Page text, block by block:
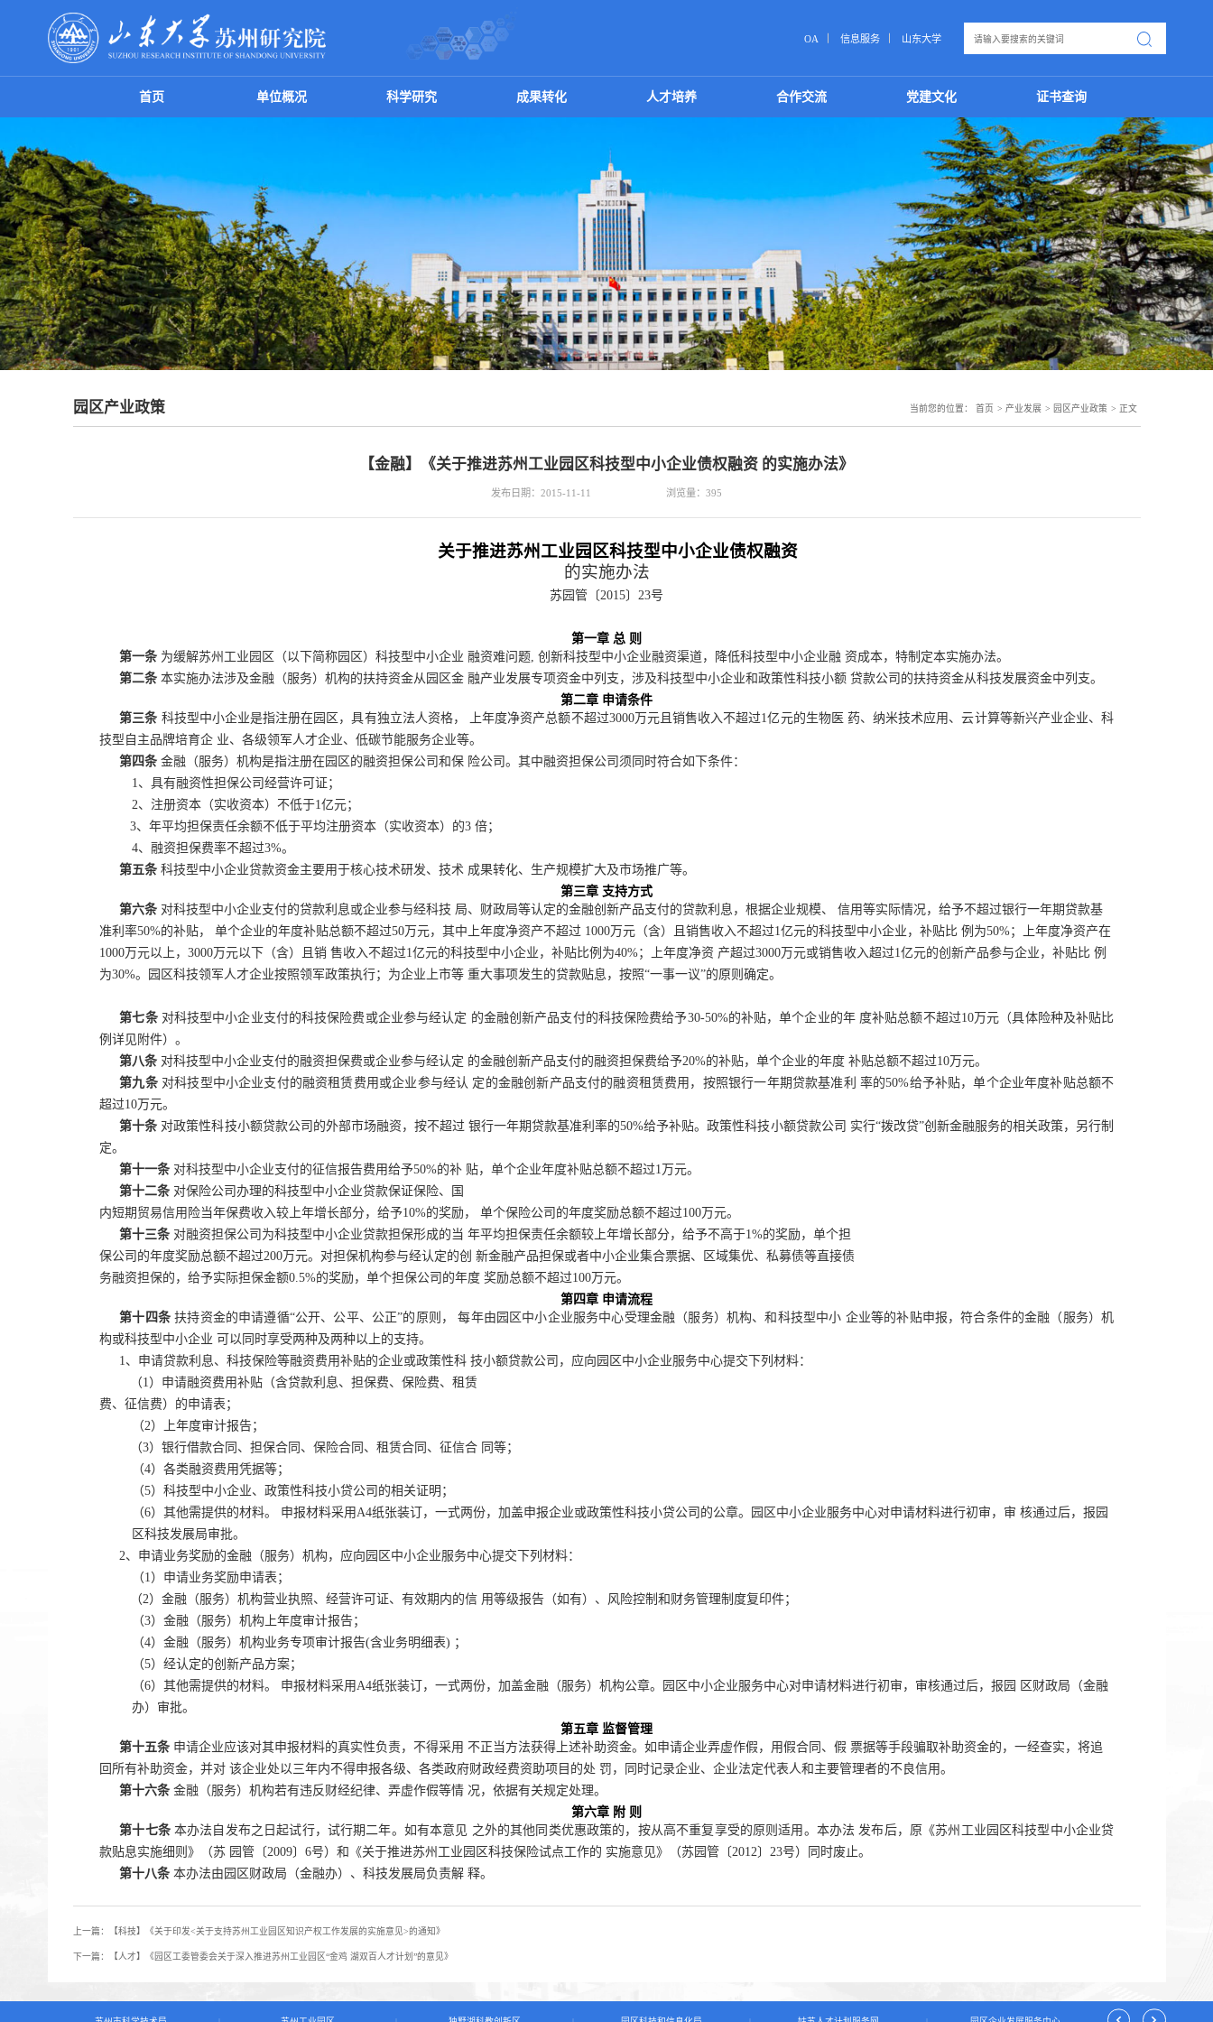
OA 信息服务 山东大学
首页 单位概况 科学研究 成果转化 人才培养 合作交流 党建文化 证书查询
园区产业政策 当前您的位置： 首页 > 产业发展 > 园区产业政策 > 正文
【金融】《关于推进苏州工业园区科技型中小企业债权融资 的实施办法》
发布日期：2015-11-11 浏览量： 395
关于推进苏州工业园区科技型中小企业债权融资
的实施办法
苏园管〔2015〕23号
第一章 总 则
第一条 为缓解苏州工业园区（以下简称园区）科技型中小企业 融资难问题, 创新科技型中小企业融资渠道，降低科技型中小企业融 资成本，特制定本实施办法。
第二条 本实施办法涉及金融（服务）机构的扶持资金从园区金 融产业发展专项资金中列支 ，涉及科技型中小企业和政策性科技小额 贷款公司的扶持资金从科技发展资金中列支。
第二章 申请条件
第三条 科技型中小企业是指注册在园区，具有独立法人资格， 上年度净资产总额不超过3000万元且销售收入不超过1亿元的生物医 药、纳米技术应用、云计算等新兴产业企业、科
技型自主品牌培育企 业、各级领军人才企业、低碳节能服务企业等。
第四条 金融（服务）机构是指注册在园区的融资担保公司和保 险公司。其中融资担保公司须同时符合如下条件：
1、具有融资性担保公司经营许可证；
2、注册资本（实收资本）不低于1亿元；
3、年平均担保责任余额不低于平均注册资本（实收资本）的3 倍；
4、融资担保费率不超过3%。
第五条 科技型中小企业贷款资金主要用于核心技术研发、技术 成果转化、生产规模扩大及市场推广等。
第三章 支持方式
第六条 对科技型中小企业支付的贷款利息或企业参与经科技 局、财政局等认定的金融创新产品支付的贷款利息，根据企业规模、信用等实际情况，给予不超过银行一年期贷款基
准利率50%的补贴，
单个企业的年度补贴总额不超过50万元，其中上年度净资产不超过 1000万元（含）且销售收入不超过1亿元的科技型中小企业，补贴比 例为50%；上年度净资产在
1000万元以上，3000万元以下（含）且销 售收入不超过1亿元的科技型中小企业 ， 补贴比例为40%； 上年度净资 产超过3000万元或销售收入超过1亿元的创新产品参与企业，补贴比 例
为30%。园区科技领军人才企业按照领军政策执行；为企业上市等 重大事项发生的贷款贴息，按照“一事一议”的原则确定。
第七条 对科技型中小企业支付的科技保险费或企业参与经认定 的金融创新产品支付的科技保险费给予30-50%的补贴，单个企业的年 度补贴总额不超过10万元（具体险种及补贴比
例详见附件）。
第八条 对科技型中小企业支付的融资担保费或企业参与经认定 的金融创新产品支付的融资担保费给予20%的补贴，单个企业的年度 补贴总额不超过10万元。
第九条 对科技型中小企业支付的融资租赁费用或企业参与经认 定的金融创新产品支付的融资租赁费用 ， 按照银行一年期贷款基准利 率的50%给予补贴，单个企业年度补贴总额不
超过10万元。
第十条 对政策性科技小额贷款公司的外部市场融资，按不超过 银行一年期贷款基准利率的50%给予补贴。政策性科技小额贷款公司 实行“拨改贷”创新金融服务的相关政策，另行制
定。
第十一条 对科技型中小企业支付的征信报告费用给予50%的补 贴，单个企业年度补贴总额不超过1万元。
第十二条 对保险公司办理的科技型中小企业贷款保证保险、国
内短期贸易信用险当年保费收入较上年增长部分，给予10%的奖励，
单个保险公司的年度奖励总额不超过100万元。
第十三条 对融资担保公司为科技型中小企业贷款担保形成的当 年平均担保责任余额较上年增长部分，给予不高于1%的奖励 ，单个担
保公司的年度奖励总额不超过200万元。对担保机构参与经认定的创 新金融产品担保或者中小企业集合票据、 区域集优、 私募债等直接债
务融资担保的 ， 给予实际担保金额0.5%的奖励 ， 单个担保公司的年度 奖励总额不超过100万元。
第四章 申请流程
第十四条 扶持资金的申请遵循“公开、公平、公正”的原则， 每年由园区中小企业服务中心受理金融（服务）机构、和科技型中小 企业等的补贴申报，符合条件的金融（服务）机
构或科技型中小企业 可以同时享受两种及两种以上的支持。
1、申请贷款利息、科技保险等融资费用补贴的企业或政策性科 技小额贷款公司，应向园区中小企业服务中心提交下列材料：
（1）申请融资费用补贴（含贷款利息、担保费、保险费、租赁
费、征信费）的申请表；
（2）上年度审计报告；
（3）银行借款合同、担保合同、保险合同、租赁合同、征信合 同等；
（4）各类融资费用凭据等；
（5）科技型中小企业、政策性科技小贷公司的相关证明；
（6）其他需提供的材料。
申报材料采用A4纸张装订， 一式两份， 加盖申报企业或政策性科技小贷公司的公章。 园区中小企业服务中心对申请材料进行初审 ， 审 核通过后，报园
区科技发展局审批。
2、申请业务奖励的金融（服务）机构，应向园区中小企业服务中心提交下列材料：
（1）申请业务奖励申请表；
（2）金融（服务）机构营业执照、经营许可证、有效期内的信 用等级报告（如有）、风险控制和财务管理制度复印件；
（3）金融（服务）机构上年度审计报告；
（4）金融（服务）机构业务专项审计报告(含业务明细表) ；
（5）经认定的创新产品方案；
（6）其他需提供的材料。
申报材料采用A4纸张装订，一式两份，加盖金融（服务）机构公章。园区中小企业服务中心对申请材料进行初审，审核通过后，报园 区财政局（金融
办）审批。
第五章 监督管理
第十五条 申请企业应该对其申报材料的真实性负责，不得采用 不正当方法获得上述补助资金。如申请企业弄虚作假，用假合同、假 票据等手段骗取补助资金的，一经查实，将追
回所有补助资金，并对 该企业处以三年内不得申报各级、各类政府财政经费资助项目的处 罚，同时记录企业、企业法定代表人和主要管理者的不良信用。
第十六条 金融（服务）机构若有违反财经纪律、弄虚作假等情 况，依据有关规定处理。
第六章 附 则
第十七条 本办法自发布之日起试行，试行期二年。如有本意见 之外的其他同类优惠政策的 ， 按从高不重复享受的原则适用 。 本办法 发布后，原《苏州工业园区科技型中小企业贷
款贴息实施细则》（苏 园管〔2009〕6号）和《关于推进苏州工业园区科技保险试点工作的 实施意见》（苏园管〔2012〕23号）同时废止。
第十八条 本办法由园区财政局（金融办）、科技发展局负责解 释。
上一篇：【科技】《关于印发<关于支持苏州工业园区知识产权工作发展的实施意见>的通知》
下一篇：【人才】《园区工委管委会关于深入推进苏州工业园区“金鸡 湖双百人才计划”的意见》